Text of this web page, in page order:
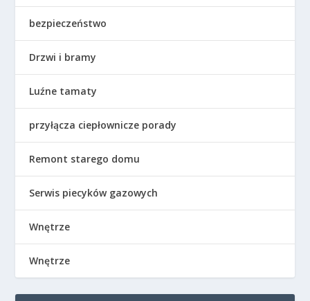
bezpieczeństwo
Drzwi i bramy
Luźne tamaty
przyłącza ciepłownicze porady
Remont starego domu
Serwis piecyków gazowych
Wnętrze
Wnętrze